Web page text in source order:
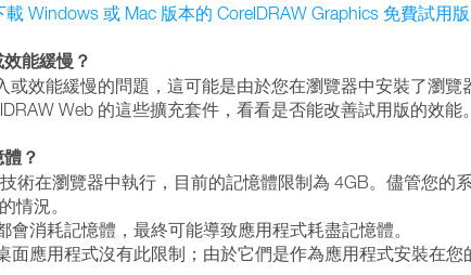
載 Windows 或 Mac 版本的 CorelDRAW Graphics 免費試用版
能緩慢？
或效能緩慢的問題，這可能是由於您在瀏覽器中安裝了瀏
Web 的這些擴充套件，看看是否能改善試用版的效能。
？
術在瀏覽器中執行，目前的記憶體限制為 4GB。儘管您
情況。
消耗記憶體，最終可能導致應用程式耗盡記憶體。
面應用程式沒有此限制；由於它們是作為應用程式安裝在您